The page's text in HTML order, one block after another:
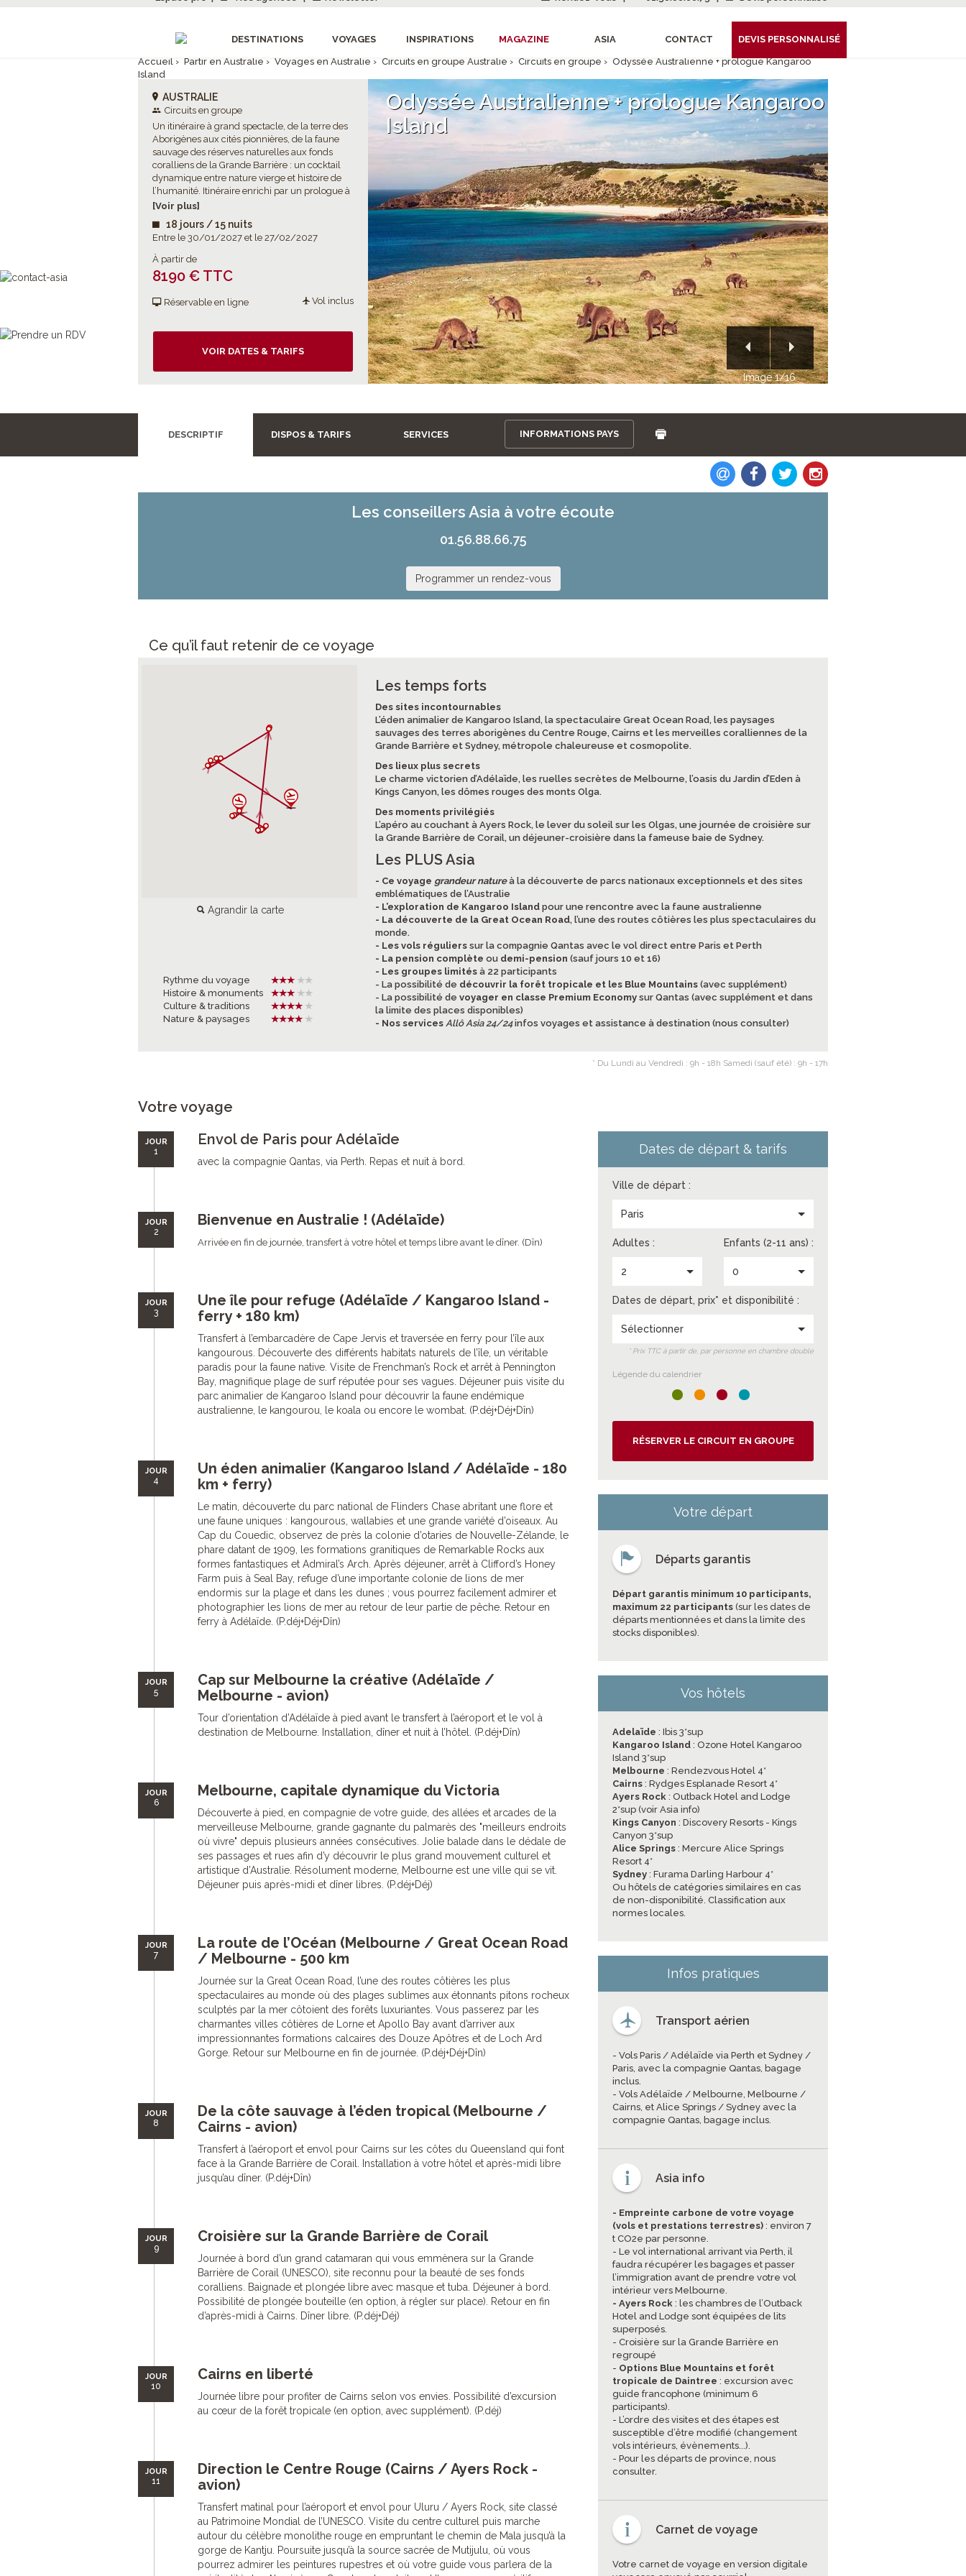
DESTINATIONS VOYAGES INSPIRATIONS MAGAZINE ASIA CONTACT DEVIS PERSONNALISÉ
Accueil › Partir en Australie › Voyages en Australie › Circuits en groupe Australie › Circuits en groupe › Odyssée Australienne + prologue Kangaroo
Island
Image 2/16
Odyssée Australienne + prologue Kangaroo
Island
AUSTRALIE
Circuits en groupe
Un itinéraire à grand spectacle, de la terre des
Aborigènes aux cités pionnières, de la faune
sauvage des réserves naturelles aux fonds
coralliens de la Grande Barrière : un cocktail
dynamique entre nature vierge et histoire de
l’humanité. Itinéraire enrichi par un prologue à
la rencontre de la faune endémique
[Voir plus]
18 jours / 15 nuits
Entre le 30/01/2027 et le 27/02/2027
À partir de
8190 € TTC
Réservable en ligne Vol inclus
VOIR DATES & TARIFS
DESCRIPTIF DISPOS & TARIFS SERVICES INFORMATIONS PAYS
Les conseillers Asia à votre écoute
01.56.88.66.75
Programmer un rendez-vous
Ce qu’il faut retenir de ce voyage
Agrandir la carte
Rythme du voyage
Histoire & monuments
Culture & traditions
Nature & paysages
Les temps forts
Des sites incontournables
L’éden animalier de Kangaroo Island, la spectaculaire Great Ocean Road, les paysages
sauvages des terres aborigènes du Centre Rouge, Cairns et les merveilles coralliennes de la
Grande Barrière et Sydney, métropole chaleureuse et cosmopolite.
Des lieux plus secrets
Le charme victorien d’Adélaïde, les ruelles secrètes de Melbourne, l’oasis du Jardin d’Eden à
Kings Canyon, les dômes rouges des monts Olga.
Des moments privilégiés
L’apéro au couchant à Ayers Rock, le lever du soleil sur les Olgas, une journée de croisière sur
la Grande Barrière de Corail, un déjeuner-croisière dans la fameuse baie de Sydney.
Les PLUS Asia
- Ce voyage grandeur natureà la découverte de parcs nationaux exceptionnels et des sites
emblématiques de l’Australie
- L’exploration de Kangaroo Islandpour une rencontre avec la faune australienne
- La découverte de la Great Ocean Road, l’une des routes côtières les plus spectaculaires du
monde.
- Les vols régulierssur la compagnie Qantas avec le vol direct entre Paris et Perth
- La pension complète ou demi-pension (sauf jours 10 et 16)
- Les groupes limitésà 22 participants
- La possibilité de découvrir la forêt tropicale et les Blue Mountains(avec supplément)
- La possibilité de voyager en classe Premium Economy sur Qantas (avec supplément et dans
la limite des places disponibles)
- Nos services Allô Asia 24/24infos voyages et assistance à destination (nous consulter)
* Du Lundi au Vendredi : 9h - 18h Samedi (sauf été) : 9h - 17h
Votre voyage
JOUR
1
Envol de Paris pour Adélaïde
avec la compagnie Qantas, via Perth. Repas et nuit à bord.
JOUR
2
Bienvenue en Australie ! (Adélaïde)
Arrivée en fin de journée, transfert à votre hôtel et temps libre avant le dîner. (Dîn)
JOUR
3
Une île pour refuge (Adélaïde / Kangaroo Island -
ferry + 180 km)
Transfert à l’embarcadère de Cape Jervis et traversée en ferry pour l’île aux
kangourous. Découverte des différents habitats naturels de l’île, un véritable
paradis pour la faune native. Visite de Frenchman’s Rock et arrêt à Pennington
Bay, magnifique plage de surf réputée pour ses vagues. Déjeuner puis visite du
parc animalier de Kangaroo Island pour découvrir la faune endémique
australienne, le kangourou, le koala ou encore le wombat. (P.déj+Déj+Dîn)
JOUR
4
Un éden animalier (Kangaroo Island / Adélaïde - 180
km + ferry)
Le matin, découverte du parc national de Flinders Chase abritant une flore et
une faune uniques : kangourous, wallabies et une grande variété d’oiseaux. Au
Cap du Couedic, observez de près la colonie d’otaries de Nouvelle-Zélande, le
phare datant de 1909, les formations granitiques de Remarkable Rocks aux
formes fantastiques et Admiral’s Arch. Après déjeuner, arrêt à Clifford’s Honey
Farm puis à Seal Bay, refuge d’une importante colonie de lions de mer
endormis sur la plage et dans les dunes ; vous pourrez facilement admirer et
photographier les lions de mer au retour de leur partie de pêche. Retour en
ferry à Adélaïde. (P.déj+Déj+Dîn)
JOUR
5
Cap sur Melbourne la créative (Adélaïde /
Melbourne - avion)
Tour d’orientation d’Adélaïde à pied avant le transfert à l’aéroport et le vol à
destination de Melbourne. Installation, dîner et nuit à l’hôtel. (P.déj+Dîn)
JOUR
6
Melbourne, capitale dynamique du Victoria
Découverte à pied, en compagnie de votre guide, des allées et arcades de la
merveilleuse Melbourne, grande gagnante du palmarès des "meilleurs endroits
où vivre" depuis plusieurs années consécutives. Jolie balade dans le dédale de
ses passages et rues afin d’y découvrir le plus grand mouvement culturel et
artistique d’Australie. Résolument moderne, Melbourne est une ville qui se vit.
Déjeuner puis après-midi et dîner libres. (P.déj+Déj)
JOUR
7
La route de l’Océan (Melbourne / Great Ocean Road
/ Melbourne - 500 km
Journée sur la Great Ocean Road, l’une des routes côtières les plus
spectaculaires au monde où des plages sublimes aux étonnants pitons rocheux
sculptés par la mer côtoient des forêts luxuriantes. Vous passerez par les
charmantes villes côtières de Lorne et Apollo Bay avant d’arriver aux
impressionnantes formations calcaires des Douze Apôtres et de Loch Ard
Gorge. Retour sur Melbourne en fin de journée. (P.déj+Déj+Dîn)
JOUR
8
De la côte sauvage à l’éden tropical (Melbourne /
Cairns - avion)
Transfert à l’aéroport et envol pour Cairns sur les côtes du Queensland qui font
face à la Grande Barrière de Corail. Installation à votre hôtel et après-midi libre
jusqu’au dîner. (P.déj+Dîn)
JOUR
9
Croisière sur la Grande Barrière de Corail
Journée à bord d’un grand catamaran qui vous emmènera sur la Grande
Barrière de Corail (UNESCO), site reconnu pour la beauté de ses fonds
coralliens. Baignade et plongée libre avec masque et tuba. Déjeuner à bord.
Possibilité de plongée bouteille (en option, à régler sur place). Retour en fin
d’après-midi à Cairns. Dîner libre. (P.déj+Déj)
JOUR
10
Cairns en liberté
Journée libre pour profiter de Cairns selon vos envies. Possibilité d’excursion
au cœur de la forêt tropicale (en option, avec supplément). (P.déj)
JOUR
11
Direction le Centre Rouge (Cairns / Ayers Rock -
avion)
Transfert matinal pour l’aéroport et envol pour Uluru / Ayers Rock, site classé
au Patrimoine Mondial de l’UNESCO. Visite du centre culturel puis marche
autour du célèbre monolithe rouge en empruntant le chemin de Mala jusqu’à la
gorge de Kantju. Poursuite jusqu’à la source sacrée de Mutijulu, où vous
pourrez admirer les peintures rupestres et où votre guide vous parlera de la
Dates de départ & tarifs
Ville de départ :
Paris
Adultes :
2
Enfants (2-11 ans) :
0
Dates de départ, prix* et disponibilité :
Sélectionner
* Prix TTC à partir de, par personne en chambre double
Légende du calendrier
RÉSERVER LE CIRCUIT EN GROUPE
Votre départ
Départs garantis
Départ garantis minimum 10 participants,
maximum 22 participants (sur les dates de
départs mentionnées et dans la limite des
stocks disponibles).
Vos hôtels
Adelaïde : Ibis 3*sup
Kangaroo Island : Ozone Hotel Kangaroo
Island 3*sup
Melbourne : Rendezvous Hotel 4*
Cairns : Rydges Esplanade Resort 4*
Ayers Rock : Outback Hotel and Lodge
2*sup (voir Asia info)
Kings Canyon : Discovery Resorts - Kings
Canyon 3*sup
Alice Springs : Mercure Alice Springs
Resort 4*
Sydney : Furama Darling Harbour 4*
Ou hôtels de catégories similaires en cas
de non-disponibilité. Classification aux
normes locales.
Infos pratiques
Transport aérien
- Vols Paris / Adélaïde via Perth et Sydney /
Paris, avec la compagnie Qantas, bagage
inclus.
- Vols Adélaïde / Melbourne, Melbourne /
Cairns, et Alice Springs / Sydney avec la
compagnie Qantas, bagage inclus.
Asia info
- Empreinte carbone de votre voyage
(vols et prestations terrestres) : environ 7
t CO2e par personne.
- Le vol international arrivant via Perth, il
faudra récupérer les bagages et passer
l’immigration avant de prendre votre vol
intérieur vers Melbourne.
- Ayers Rock : les chambres de l’Outback
Hotel and Lodge sont équipées de lits
superposés.
- Croisière sur la Grande Barrière en
regroupé
- Options Blue Mountains et forêt
tropicale de Daintree : excursion avec
guide francophone (minimum 6
participants).
- L’ordre des visites et des étapes est
susceptible d’être modifié (changement
vols intérieurs, évènements...).
- Pour les départs de province, nous
consulter.
Carnet de voyage
Votre carnet de voyage en version digitale